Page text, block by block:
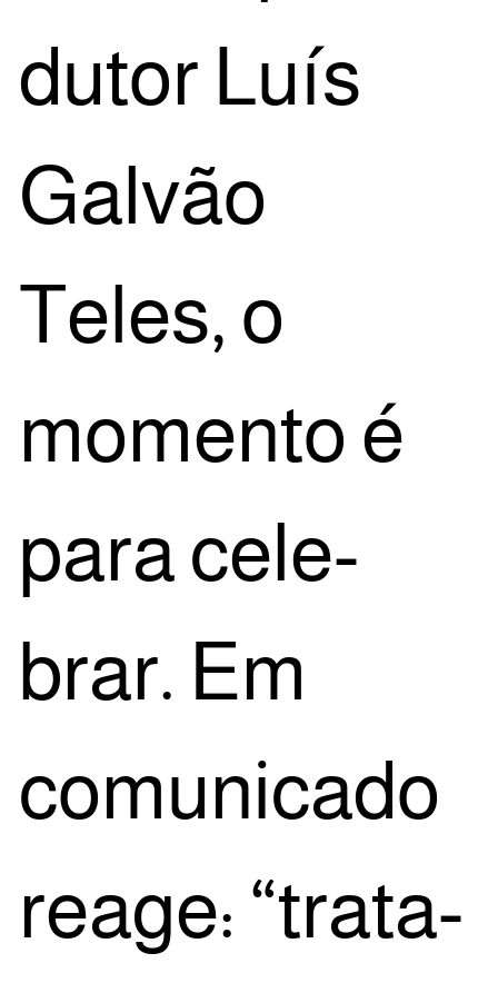
du­tor Luís
Gal­vão
Teles, o
momen­to é
para cele­
brar. Em
comu­ni­ca­do
rea­ge: “tra­ta-